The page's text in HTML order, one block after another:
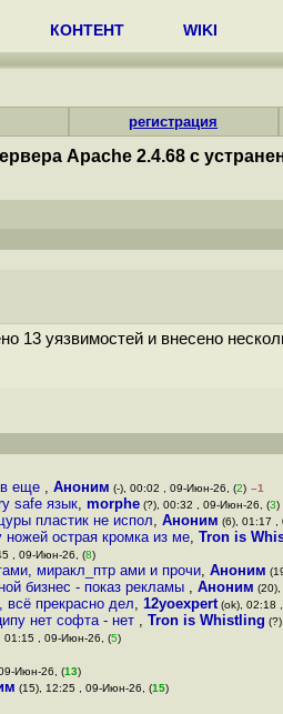
КОНТЕНТ WIKI
регистрация
Apache 2.4.68 с
13 уязвимостей и внесено
еще , Аноним (-), 00:02 , 09-Июн-26, (2) –1
safe язык, morphe (?), 00:32 , 09-Июн-26, (3)
пластик не испол, Аноним (6), 01:17 ,
острая кромка из ме, Tron is
, 09-Июн-26, (8)
миракл_птр ами и прочи, Аноним
бизнес - показ рекламы , Аноним
всё прекрасно дел, 12yoexpert (ok), 02:18
нет софта - нет , Tron is Whistling
01:15 , 09-Июн-26, (5)
Июн-26, (13)
(15), 12:25 , 09-Июн-26, (15)